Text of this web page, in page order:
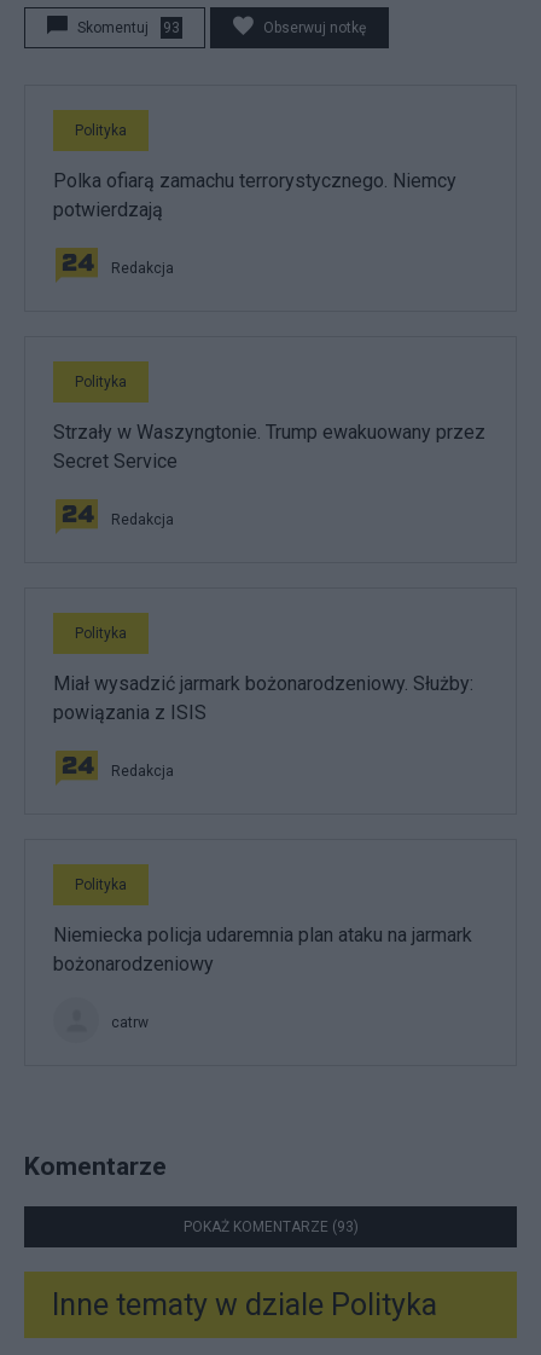
Skomentuj 93 Obserwuj notkę
Polityka
Polka ofiarą zamachu terrorystycznego. Niemcy
potwierdzają
Redakcja
Polityka
Strzały w Waszyngtonie. Trump ewakuowany przez
Secret Service
Redakcja
Polityka
Miał wysadzić jarmark bożonarodzeniowy. Służby:
powiązania z ISIS
Redakcja
Polityka
Niemiecka policja udaremnia plan ataku na jarmark
bożonarodzeniowy
catrw
Komentarze
POKAŻ KOMENTARZE (93)
Inne tematy w dziale Polityka